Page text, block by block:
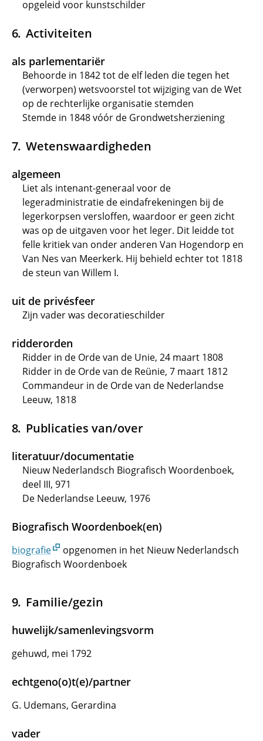
opgeleid voor kunstschilder
Activiteiten
als parlementariër
Behoorde in 1842 tot de elf leden die tegen het
(verworpen) wetsvoorstel tot wijziging van de Wet
op de rechterlijke organisatie stemden
Stemde in 1848 vóór de Grondwetsherziening
Wetenswaardigheden
algemeen
Liet als intenant-generaal voor de
legeradministratie de eindafrekeningen bij de
legerkorpsen versloffen, waardoor er geen zicht
was op de uitgaven voor het leger. Dit leidde tot
felle kritiek van onder anderen Van Hogendorp en
Van Nes van Meerkerk. Hij behield echter tot 1818
de steun van Willem I.
uit de privésfeer
Zijn vader was decoratieschilder
ridderorden
Ridder in de Orde van de Unie, 24 maart 1808
Ridder in de Orde van de Reünie, 7 maart 1812
Commandeur in de Orde van de Nederlandse
Leeuw, 1818
Publicaties van/over
literatuur/documentatie
Nieuw Nederlandsch Biografisch Woordenboek,
deel III, 971
De Nederlandse Leeuw, 1976
Biografisch Woordenboek(en)
biografie
opgenomen in het Nieuw Nederlandsch
Biografisch Woordenboek
Familie/gezin
huwelijk/samenlevingsvorm
gehuwd, mei 1792
echtgeno(o)t(e)/partner
G. Udemans, Gerardina
vader